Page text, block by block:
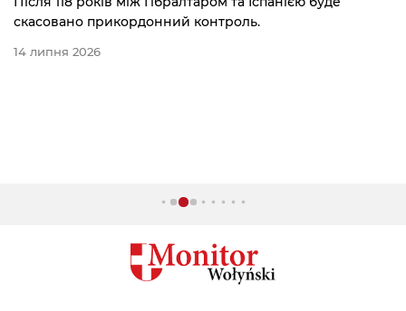
скасовано прикордонний контроль.
14 липня 2026